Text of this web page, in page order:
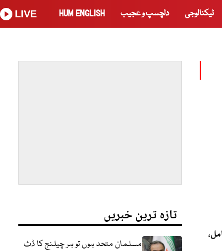
ٹیکنالوجی دلچسپ و عجیب HUM ENGLISH
LIVE
تازہ ترین خبریں
مسلمان متحد ہوں تو ہر چیلنج کا ڈٹ